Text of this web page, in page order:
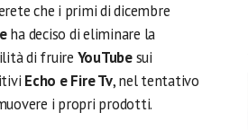
che i primi di dicembre
ha deciso di eliminare la
di fruire YouTubesui
Echo e Fire Tv, nel tentativo
i propri prodotti.